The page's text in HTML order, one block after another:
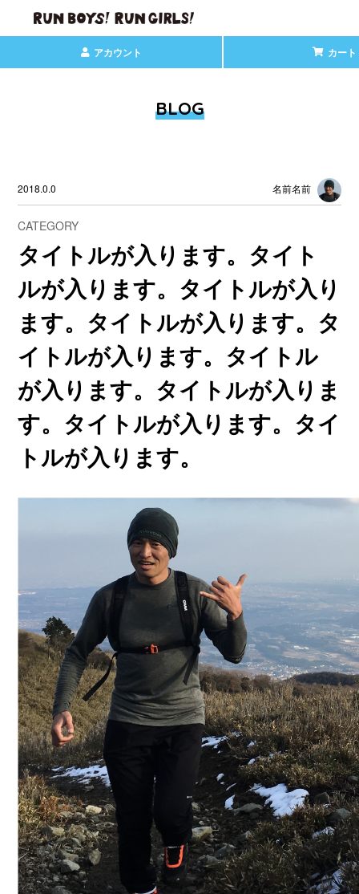
アカウント カート
BLOG
2018.0.0 名前名前
CATEGORY
タイトルが入ります。タイト
ルが入ります。タイトルが入り
ます。タイトルが入ります。タ
イトルが入ります。タイトル
が入ります。タイトルが入りま
す。タイトルが入ります。タイ
トルが入ります。